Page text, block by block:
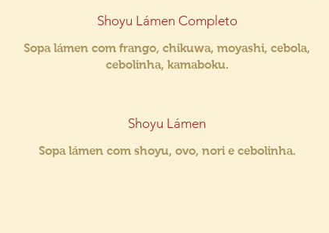
Shoyu Lámen Completo
Sopa lámen com frango, chikuwa, moyashi, cebola,
cebolinha, kamaboku.
Shoyu Lámen
Sopa lámen com shoyu, ovo, nori e cebolinha.